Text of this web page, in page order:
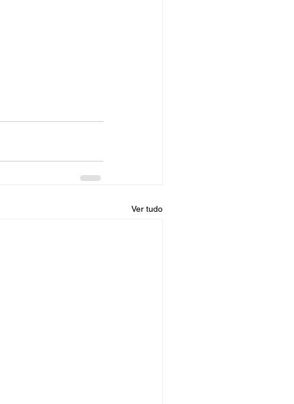
Ver tudo